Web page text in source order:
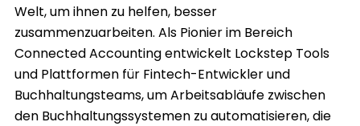
Welt, um ihnen zu helfen, besser
zusammenzuarbeiten. Als Pionier im Bereich
Connected Accounting entwickelt Lockstep Tools
und Plattformen für Fintech-Entwickler und
Buchhaltungsteams, um Arbeitsabläufe zwischen
den Buchhaltungssystemen zu automatisieren, die